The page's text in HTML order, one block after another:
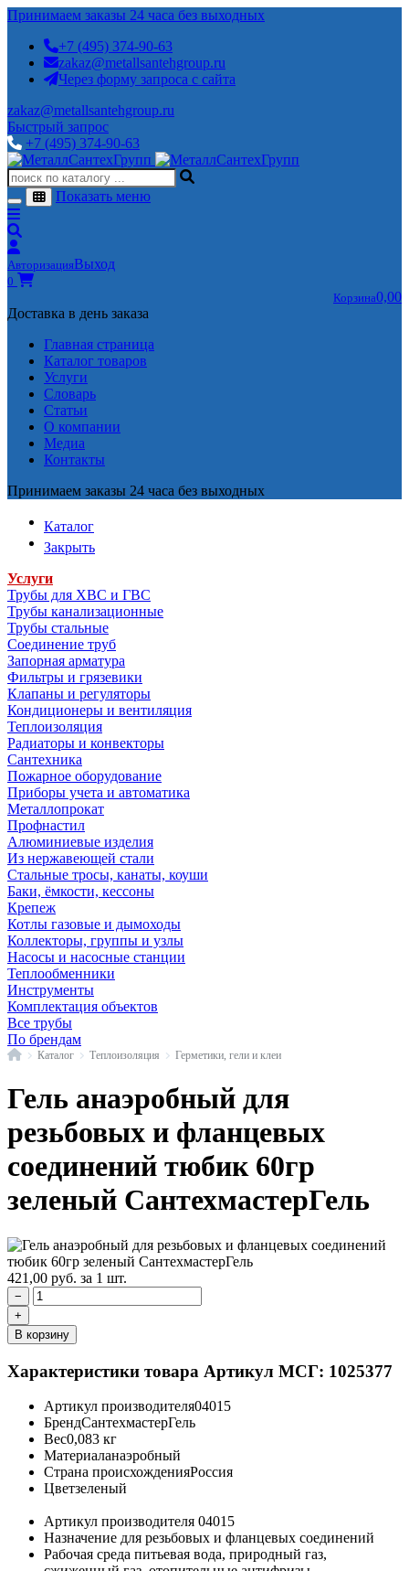
Принимаем заказы 24 часа без выходных
+7 (495) 374-90-63
zakaz@metallsantehgroup.ru
Через форму запроса с сайта
zakaz@metallsantehgroup.ru
Быстрый запрос
+7 (495) 374-90-63
Показать меню
АвторизацияВыход
0
Корзина0,00
Доставка в день заказа
Главная страница
Каталог товаров
Услуги
Словарь
Статьи
О компании
Медиа
Контакты
Принимаем заказы 24 часа без выходных
Каталог
Закрыть
Услуги
Трубы для ХВС и ГВС
Трубы канализационные
Трубы стальные
Соединение труб
Запорная арматура
Фильтры и грязевики
Клапаны и регуляторы
Кондиционеры и вентиляция
Теплоизоляция
Радиаторы и конвекторы
Сантехника
Пожарное оборудование
Приборы учета и автоматика
Металлопрокат
Профнастил
Алюминиевые изделия
Из нержавеющей стали
Стальные тросы, канаты, коуши
Баки, ёмкости, кессоны
Крепеж
Котлы газовые и дымоходы
Коллекторы, группы и узлы
Насосы и насосные станции
Теплообменники
Инструменты
Комплектация объектов
Все трубы
По брендам
ГлавнаяКаталог Теплоизоляция Герметики, гели и клеи
Гель анаэробный для
резьбовых и фланцевых
соединений тюбик 60гр
зеленый СантехмастерГель
421,00 руб. за 1 шт.
−
+
В корзину
Характеристики товара Артикул МСГ: 1025377
Артикул производителя04015
БрендСантехмастерГель
Вес0,083 кг
Материаланаэробный
Страна происхожденияРоссия
Цветзеленый
Артикул производителя 04015
Назначение для резьбовых и фланцевых соединений
Рабочая среда питьевая вода, природный газ,